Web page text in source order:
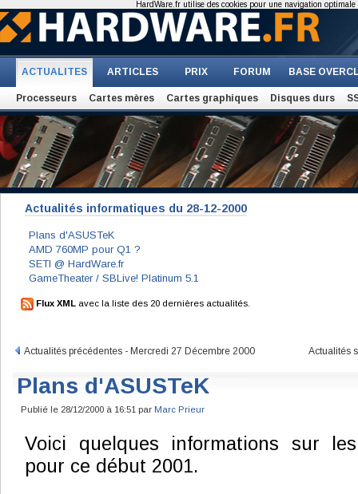
ACTUALITES ARTICLES PRIX FORUM BASE
Processeurs Cartes mères Cartes graphiques Disques durs
Actualités informatiques du 28-12-2000
Plans d'ASUSTeK
AMD 760MP pour Q1 ?
SETI @ HardWare.fr
GameTheater / SBLive! Platinum 5.1
Flux XML avec la liste des 20 dernières actualités.
Actualités précédentes - Mercredi 27 Décembre 2000 Actualités
Plans d'ASUSTeK
Publié le 28/12/2000 à 16:51 par Marc Prieur
Voici quelques informations sur
pour ce début 2001.
HardWare.fr utilise des cookies pour une navigation